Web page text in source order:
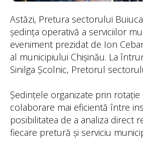
Astăzi, Pretura sectorului
ședința operativă a serviciilor
eveniment prezidat de Ion
al municipiului Chișinău. La
Sinilga Școlnic, Pretorul
Ședințele organizate prin
colaborare mai eficientă între
posibilitatea de a analiza direct
fiecare pretură și serviciu